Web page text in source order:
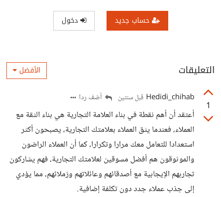
حساب جديد دخول
التعليقات الأفضل
1
Hedidi_chihab قبل سنتين أضف ردا
أعتقد أن أهم نقطة في بناء العلامة التجارية هي بناء الثقة مع
العملاء، فعندما يثق العملاء بعلامتك التجارية، يصبحون أكثر
استعدادا للتعامل معك مرارا وتكرارا، كما أن العملاء الراضون
والموثوقون هم أفضل مسوقين لعلامتك التجارية، فهم يشاركون
تجاربهم الإيجابية مع أصدقائهم وعائلاتهم وزملائهم، مما يؤدي
إلى جذب عملاء جدد دون تكلفة إضافية.